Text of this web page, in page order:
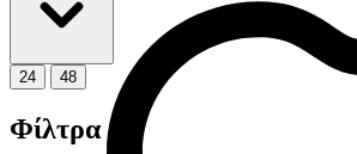
24 48
Φίλτρα